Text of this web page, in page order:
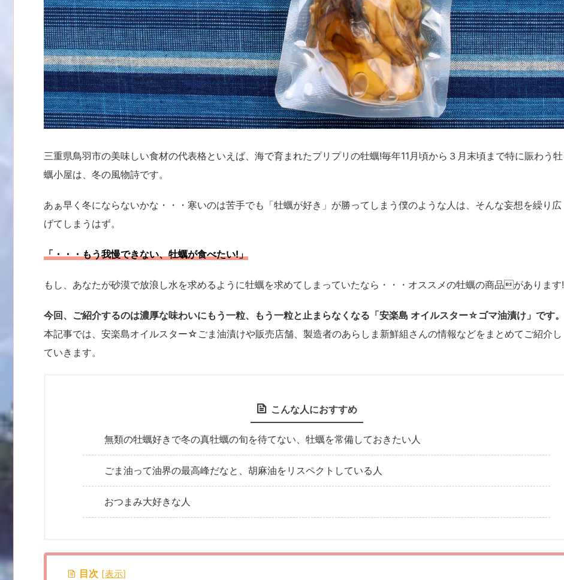
三重県鳥羽市の美味しい食材の代表格といえば、海で育まれたプリプリの牡蠣!毎年11月頃から３月末頃まで特に賑わう牡
蠣小屋は、冬の風物詩です。
あぁ早く冬にならないかな・・・寒いのは苦手でも「牡蠣が好き」が勝ってしまう僕のような人は、そんな妄想を繰り広
げてしまうはず。
「・・・もう我慢できない、牡蠣が食べたい!」
もし、あなたが砂漠で放浪し水を求めるように牡蠣を求めてしまっていたなら・・・オススメの牡蠣の商品があります!
今回、ご紹介するのは濃厚な味わいにもう一粒、もう一粒と止まらなくなる「安楽島 オイルスター☆ゴマ油漬け」です。
本記事では、安楽島オイルスター☆ごま油漬けや販売店舗、製造者のあらしま新鮮組さんの情報などをまとめてご紹介し
ていきます。
こんな人におすすめ
無類の牡蠣好きで冬の真牡蠣の旬を待てない、牡蠣を常備しておきたい人
ごま油って油界の最高峰だなと、胡麻油をリスペクトしている人
おつまみ大好きな人
目次 [表示]